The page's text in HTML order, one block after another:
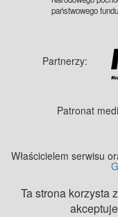
państwowego
Partnerzy:
Patronat
Właścicielem serwisu
Ta strona korzysta